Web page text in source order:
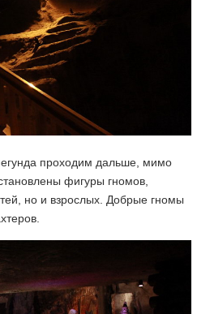
проходим дальше, мимо
фигуры гномов,
но и взрослых. Добрые гномы